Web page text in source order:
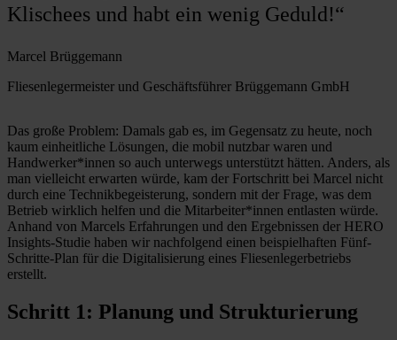
Klischees und habt ein wenig Geduld!“
Marcel Brüggemann
Fliesenlegermeister und Geschäftsführer Brüggemann GmbH
Das große Problem: Damals gab es, im Gegensatz zu heute, noch
kaum einheitliche Lösungen, die mobil nutzbar waren und
Handwerker*innen so auch unterwegs unterstützt hätten. Anders, als
man vielleicht erwarten würde, kam der Fortschritt bei Marcel nicht
durch eine Technikbegeisterung, sondern mit der Frage, was dem
Betrieb wirklich helfen und die Mitarbeiter*innen entlasten würde.
Anhand von Marcels Erfahrungen und den Ergebnissen der HERO
Insights-Studie haben wir nachfolgend einen beispielhaften Fünf-
Schritte-Plan für die Digitalisierung eines Fliesenlegerbetriebs
erstellt.
Schritt 1: Planung und Strukturierung